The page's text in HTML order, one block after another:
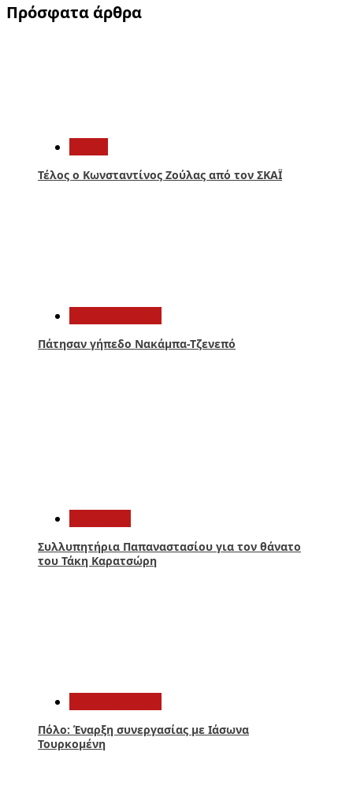
Πρόσφατα άρθρα
Τέλος ο Κωνσταντίνος Ζούλας από τον ΣΚΑΪ
Πάτησαν γήπεδο Νακάμπα-Τζενεπό
Συλλυπητήρια Παπαναστασίου για τον θάνατο
του Τάκη Καρατσώρη
Πόλο: Έναρξη συνεργασίας με Ιάσωνα
Τουρκομένη